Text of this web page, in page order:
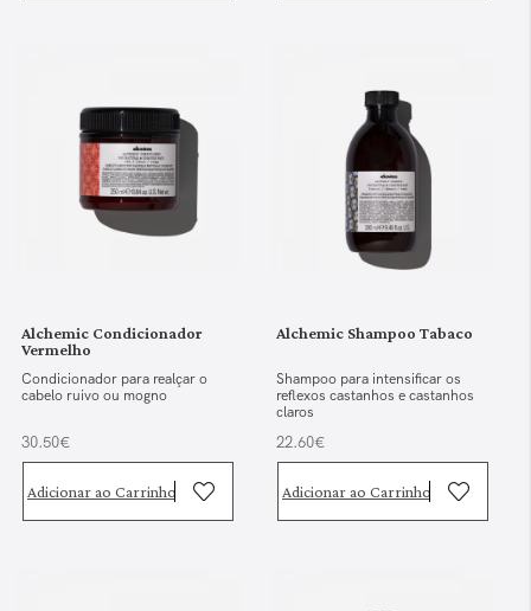
Alchemic Condicionador
Vermelho
Condicionador para realçar o
cabelo ruivo ou mogno
30.50€
Adicionar ao Carrinho
Alchemic Shampoo Tabaco
Shampoo para intensificar os
reflexos castanhos e castanhos
claros
22.60€
Adicionar ao Carrinho